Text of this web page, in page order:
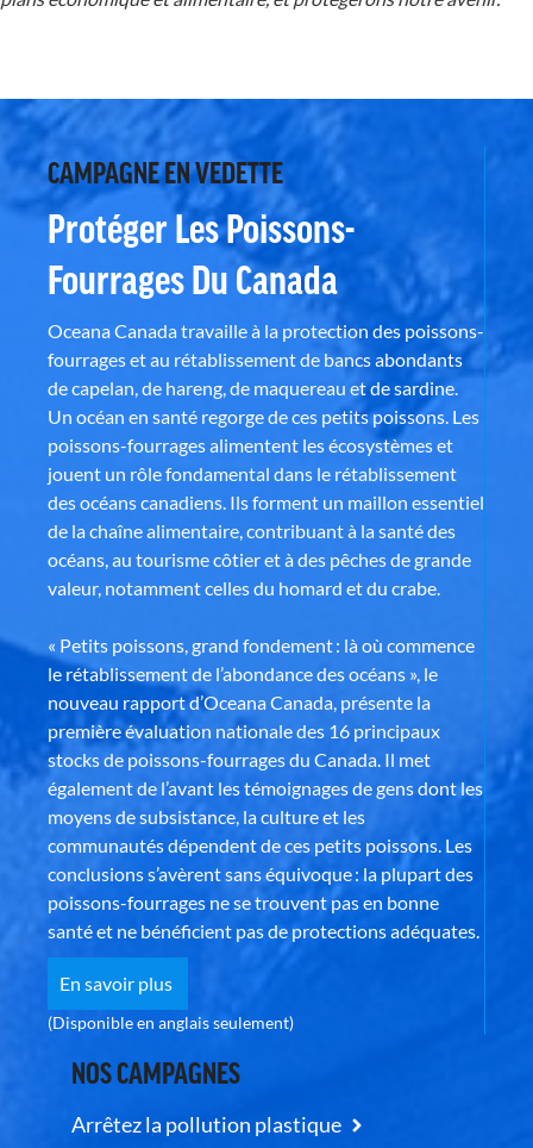
CAMPAGNE EN VEDETTE
Protéger Les Poissons-
Fourrages Du Canada
Oceana Canada travaille à la protection des poissons-
fourrages et au rétablissement de bancs abondants
de capelan, de hareng, de maquereau et de sardine.
Un océan en santé regorge de ces petits poissons. Les
poissons-fourrages alimentent les écosystèmes et
jouent un rôle fondamental dans le rétablissement
des océans canadiens. Ils forment un maillon essentiel
de la chaîne alimentaire, contribuant à la santé des
océans, au tourisme côtier et à des pêches de grande
valeur, notamment celles du homard et du crabe.
« Petits poissons, grand fondement : là où commence
le rétablissement de l’abondance des océans », le
nouveau rapport d’Oceana Canada, présente la
première évaluation nationale des 16 principaux
stocks de poissons-fourrages du Canada. Il met
également de l’avant les témoignages de gens dont les
moyens de subsistance, la culture et les
communautés dépendent de ces petits poissons. Les
conclusions s’avèrent sans équivoque : la plupart des
poissons-fourrages ne se trouvent pas en bonne
santé et ne bénéficient pas de protections adéquates.
En savoir plus
(Disponible en anglais seulement)
NOS CAMPAGNES
Arrêtez la pollution plastique